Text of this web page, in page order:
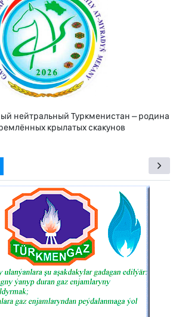
нейтральный Туркменистан – родина
крылатых скакунов